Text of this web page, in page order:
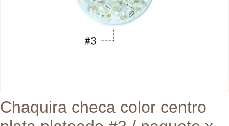
Chaquira checa color centro